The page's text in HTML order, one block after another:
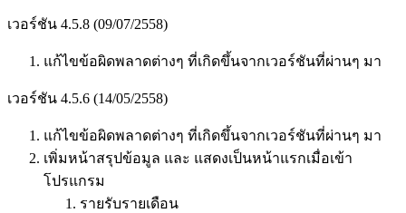
เวอร์ชัน 4.5.8 (09/07/2558)
แก้ไขข้อผิดพลาดต่างๆ ที่เกิดขึ้นจากเวอร์ชันที่ผ่านๆ มา
เวอร์ชัน 4.5.6 (14/05/2558)
แก้ไขข้อผิดพลาดต่างๆ ที่เกิดขึ้นจากเวอร์ชันที่ผ่านๆ มา
เพิ่มหน้าสรุปข้อมูล และ แสดงเป็นหน้าแรกเมื่อเข้า
โปรแกรม
รายรับรายเดือน